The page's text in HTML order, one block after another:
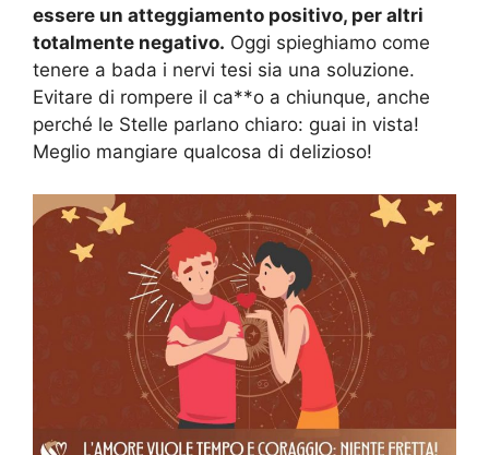
essere un atteggiamento positivo, per altri
totalmente negativo. Oggi spieghiamo come
tenere a bada i nervi tesi sia una soluzione.
Evitare di rompere il ca**o a chiunque, anche
perché le Stelle parlano chiaro: guai in vista!
Meglio mangiare qualcosa di delizioso!